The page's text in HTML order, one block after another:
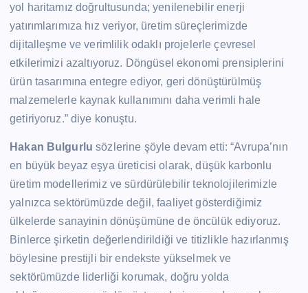
yol haritamız doğrultusunda; yenilenebilir enerji
yatırımlarımıza hız veriyor, üretim süreçlerimizde
dijitalleşme ve verimlilik odaklı projelerle çevresel
etkilerimizi azaltıyoruz. Döngüsel ekonomi prensiplerini
ürün tasarımına entegre ediyor, geri dönüştürülmüş
malzemelerle kaynak kullanımını daha verimli hale
getiriyoruz.” diye konuştu.
Hakan Bulgurlu sözlerine şöyle devam etti: “Avrupa’nın
en büyük beyaz eşya üreticisi olarak, düşük karbonlu
üretim modellerimiz ve sürdürülebilir teknolojilerimizle
yalnızca sektörümüzde değil, faaliyet gösterdiğimiz
ülkelerde sanayinin dönüşümüne de öncülük ediyoruz.
Binlerce şirketin değerlendirildiği ve titizlikle hazırlanmış
böylesine prestijli bir endekste yükselmek ve
sektörümüzde liderliği korumak, doğru yolda